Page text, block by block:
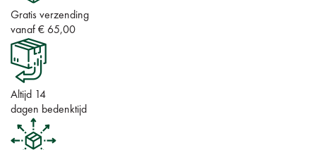
Gratis verzending
vanaf € 65,00
Altijd 14
dagen bedenktijd